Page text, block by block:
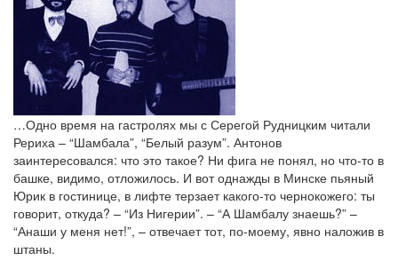
…Одно время на гастролях мы с Серегой Рудницким читали
Рериха – “Шамбала”, “Белый разум”. Антонов
заинтересовался: что это такое? Ни фига не понял, но что-то в
башке, видимо, отложилось. И вот однажды в Минске пьяный
Юрик в гостинице, в лифте терзает какого-то чернокожего: ты
говорит, откуда? – “Из Нигерии”. – “А Шамбалу знаешь?” –
“Анаши у меня нет!”, – отвечает тот, по-моему, явно наложив в
штаны.